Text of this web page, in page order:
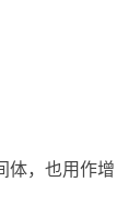
体，也用作增